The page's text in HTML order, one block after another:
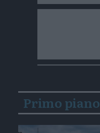
Primo piano